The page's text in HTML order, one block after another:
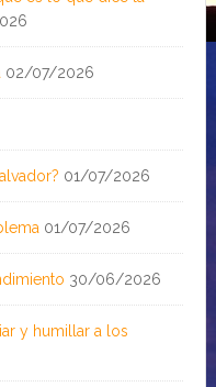
02/07/2026
01/07/2026
01/07/2026
30/06/2026
y humillar a los